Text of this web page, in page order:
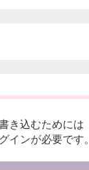
き込むためには
インが必要です。